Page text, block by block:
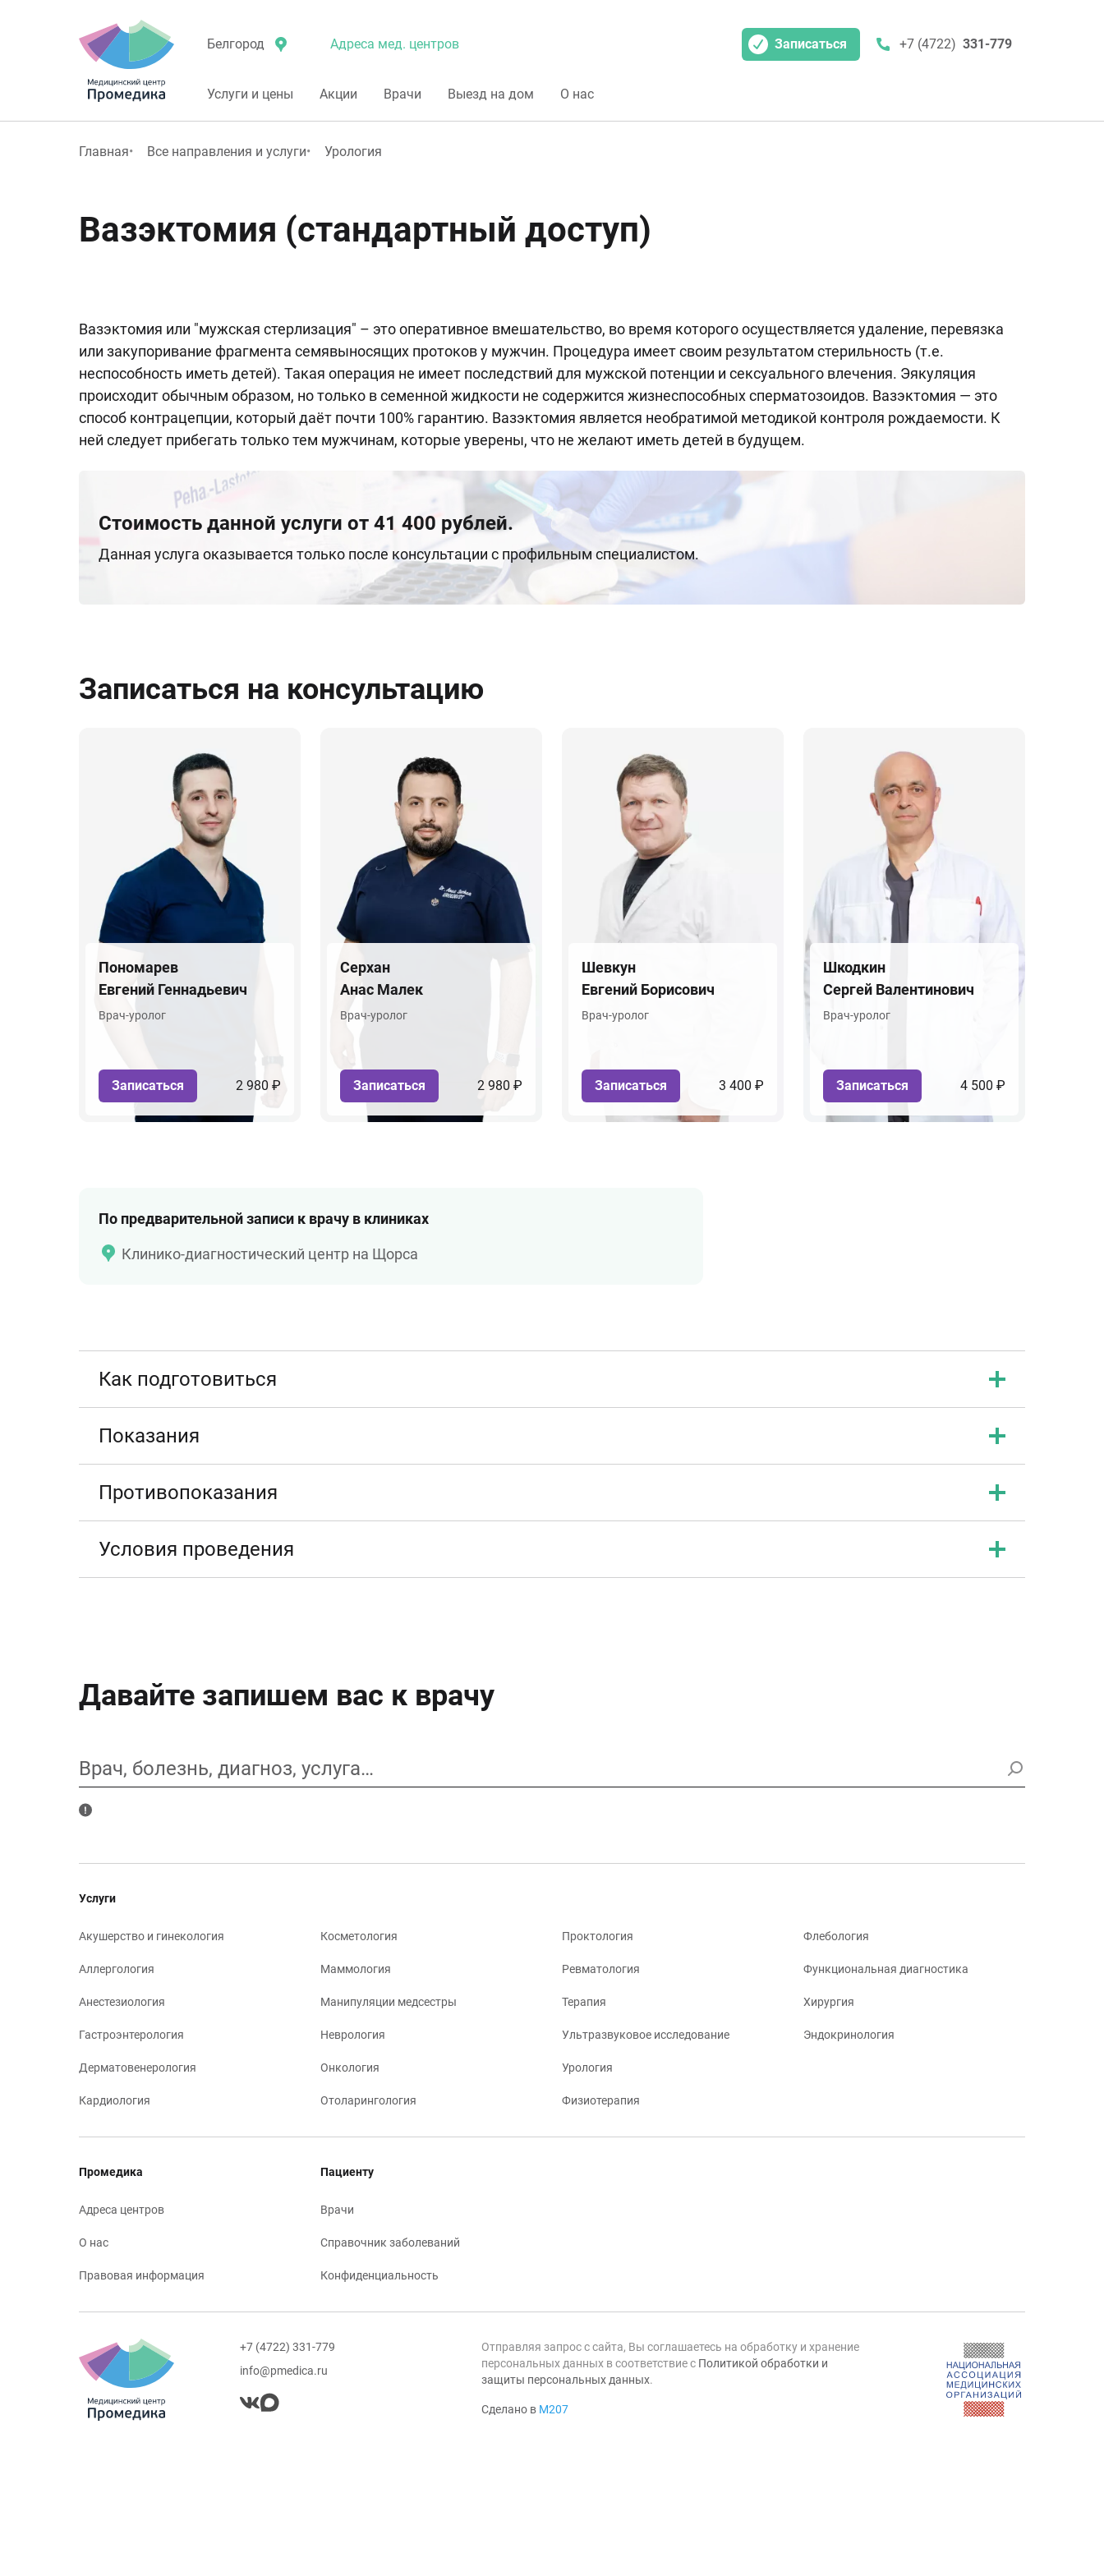
Белгород Адреса мед. центров Записаться +7 (4722) 331-779
Услуги и цены Акции Врачи Выезд на дом О нас
Главная Все направления и услуги Урология
Вазэктомия (стандартный доступ)
Вазэктомия или "мужская стерлизация" – это оперативное вмешательство, во время которого осуществляется удаление, перевязка
или закупоривание фрагмента семявыносящих протоков у мужчин. Процедура имеет своим результатом стерильность (т.е.
неспособность иметь детей). Такая операция не имеет последствий для мужской потенции и сексуального влечения. Эякуляция
происходит обычным образом, но только в семенной жидкости не содержится жизнеспособных сперматозоидов. Вазэктомия — это
способ контрацепции, который даёт почти 100% гарантию. Вазэктомия является необратимой методикой контроля рождаемости. К
ней следует прибегать только тем мужчинам, которые уверены, что не желают иметь детей в будущем.
Стоимость данной услуги от 41 400 рублей.
Данная услуга оказывается только после консультации с профильным специалистом.
Записаться на консультацию
Пономарев
Евгений Геннадьевич
Врач-уролог
Записаться 2 980 ₽
Серхан
Анас Малек
Врач-уролог
Записаться 2 980 ₽
Шевкун
Евгений Борисович
Врач-уролог
Записаться 3 400 ₽
Шкодкин
Сергей Валентинович
Врач-уролог
Записаться 4 500 ₽
По предварительной записи к врачу в клиниках
Клинико-диагностический центр на Щорса
Как подготовиться
Показания
Противопоказания
Условия проведения
Давайте запишем вас к врачу
Врач, болезнь, диагноз, услуга…
Услуги
Акушерство и гинекология
Аллергология
Анестезиология
Гастроэнтерология
Дерматовенерология
Кардиология
Косметология
Маммология
Манипуляции медсестры
Неврология
Онкология
Отоларингология
Проктология
Ревматология
Терапия
Ультразвуковое исследование
Урология
Физиотерапия
Флебология
Функциональная диагностика
Хирургия
Эндокринология
Промедика
Адреса центров
О нас
Правовая информация
Пациенту
Врачи
Справочник заболеваний
Конфиденциальность
+7 (4722) 331-779
info@pmedica.ru
Отправляя запрос с сайта, Вы соглашаетесь на обработку и хранение
персональных данных в соответствие с Политикой обработки и
защиты персональных данных.
Сделано в М207